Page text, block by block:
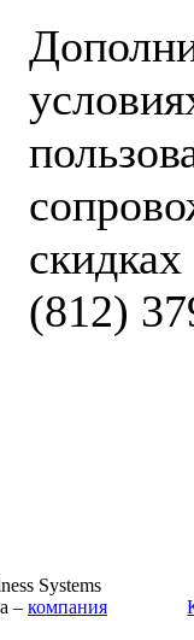
(812)
Systems
– компания